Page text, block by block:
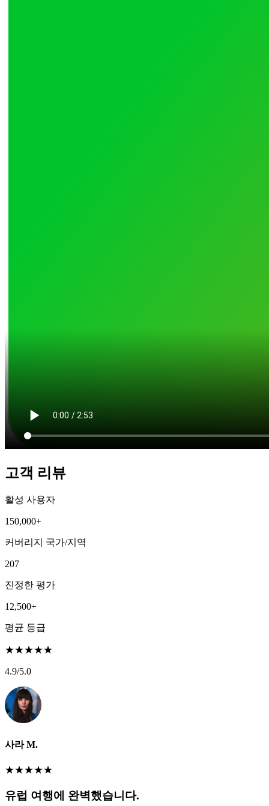
고객 리뷰
활성 사용자
150,000+
커버리지 국가/지역
207
진정한 평가
12,500+
평균 등급
★★★★★
4.9/5.0
사라 M.
★★★★★
유럽 여행에 완벽했습니다.